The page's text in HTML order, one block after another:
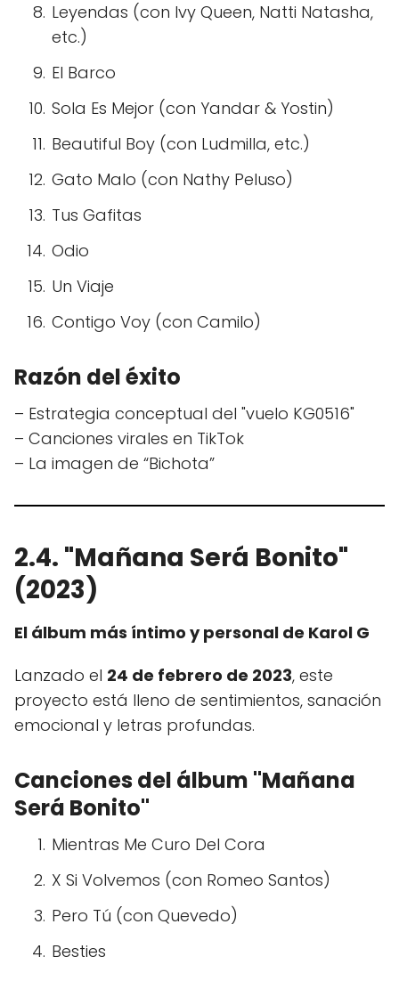
Leyendas (con Ivy Queen, Natti Natasha,
etc.)
El Barco
Sola Es Mejor (con Yandar & Yostin)
Beautiful Boy (con Ludmilla, etc.)
Gato Malo (con Nathy Peluso)
Tus Gafitas
Odio
Un Viaje
Contigo Voy (con Camilo)
Razón del éxito
– Estrategia conceptual del "vuelo KG0516"
– Canciones virales en TikTok
– La imagen de “Bichota”
2.4. "Mañana Será Bonito"
(2023)
El álbum más íntimo y personal de Karol G
Lanzado el 24 de febrero de 2023, este
proyecto está lleno de sentimientos, sanación
emocional y letras profundas.
Canciones del álbum "Mañana
Será Bonito"
Mientras Me Curo Del Cora
X Si Volvemos (con Romeo Santos)
Pero Tú (con Quevedo)
Besties